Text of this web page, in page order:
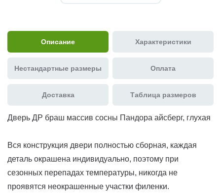
Описание Характеристики
Нестандартные размеры Оплата
Доставка Таблица размеров
Дверь ДР браш массив сосны Пандора айсберг, глухая
Вся конструкция двери полностью сборная, каждая
деталь окрашена индивидуально, поэтому при
сезонных перепадах температуры, никогда не
проявятся неокрашенные участки филенки.